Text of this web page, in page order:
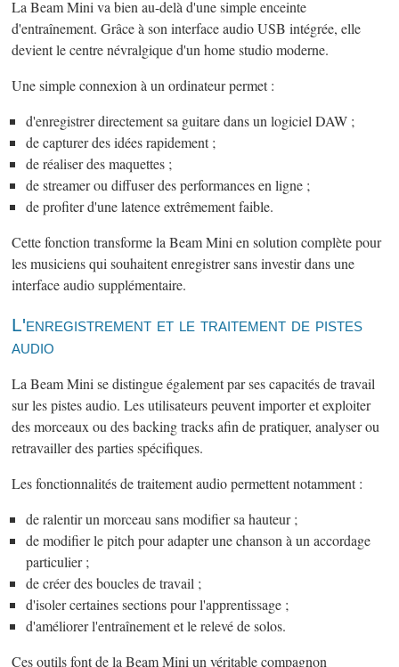
La Beam Mini va bien au-delà d'une simple enceinte
d'entraînement. Grâce à son interface audio USB intégrée, elle
devient le centre névralgique d'un home studio moderne.
Une simple connexion à un ordinateur permet :
d'enregistrer directement sa guitare dans un logiciel DAW ;
de capturer des idées rapidement ;
de réaliser des maquettes ;
de streamer ou diffuser des performances en ligne ;
de profiter d'une latence extrêmement faible.
Cette fonction transforme la Beam Mini en solution complète pour
les musiciens qui souhaitent enregistrer sans investir dans une
interface audio supplémentaire.
L'enregistrement et le traitement de pistes
audio
La Beam Mini se distingue également par ses capacités de travail
sur les pistes audio. Les utilisateurs peuvent importer et exploiter
des morceaux ou des backing tracks afin de pratiquer, analyser ou
retravailler des parties spécifiques.
Les fonctionnalités de traitement audio permettent notamment :
de ralentir un morceau sans modifier sa hauteur ;
de modifier le pitch pour adapter une chanson à un accordage
particulier ;
de créer des boucles de travail ;
d'isoler certaines sections pour l'apprentissage ;
d'améliorer l'entraînement et le relevé de solos.
Ces outils font de la Beam Mini un véritable compagnon